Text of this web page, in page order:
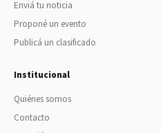
Enviá tu noticia
Proponé un evento
Publicá un clasificado
Institucional
Quiénes somos
Contacto